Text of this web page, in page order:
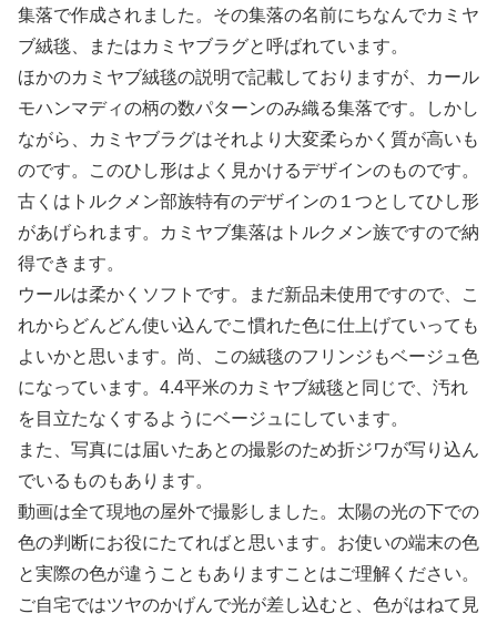
集落で作成されました。その集落の名前にちなんでカミヤ
ブ絨毯、またはカミヤブラグと呼ばれています。
ほかのカミヤブ絨毯の説明で記載しておりますが、カール
モハンマディの柄の数パターンのみ織る集落です。しかし
ながら、カミヤブラグはそれより大変柔らかく質が高いも
のです。このひし形はよく見かけるデザインのものです。
古くはトルクメン部族特有のデザインの１つとしてひし形
があげられます。カミヤブ集落はトルクメン族ですので納
得できます。
ウールは柔かくソフトです。まだ新品未使用ですので、こ
れからどんどん使い込んでこ慣れた色に仕上げていっても
よいかと思います。尚、この絨毯のフリンジもベージュ色
になっています。4.4平米のカミヤブ絨毯と同じで、汚れ
を目立たなくするようにベージュにしています。
また、写真には届いたあとの撮影のため折ジワが写り込ん
でいるものもあります。
動画は全て現地の屋外で撮影しました。太陽の光の下での
色の判断にお役にたてればと思います。お使いの端末の色
と実際の色が違うこともありますことはご理解ください。
ご自宅ではツヤのかげんで光が差し込むと、色がはねて見